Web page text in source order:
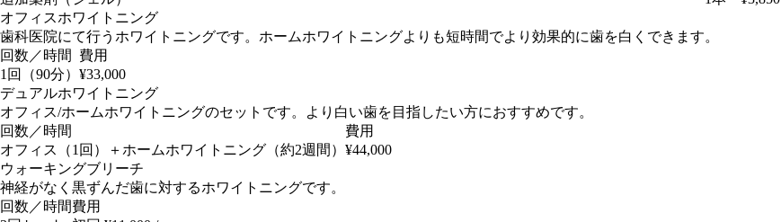
オフィスホワイトニング
歯科医院にて行うホワイトニングです。ホームホワイトニングよりも短時間でより効果的に歯を白くできます。
回数／時間
費用
1回（90分） ¥33,000
デュアルホワイトニング
オフィス/ホームホワイトニングのセットです。より白い歯を目指したい方におすすめです。
回数／時間
費用
オフィス（1回）＋ホームホワイトニング（約2週間） ¥44,000
ウォーキングブリーチ
神経がなく黒ずんだ歯に対するホワイトニングです。
回数／時間費用